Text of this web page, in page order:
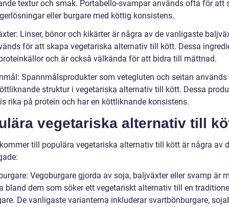
textur och smak. Portabello-svampar används ofta för att
eller burgare med köttig konsistens.
Linser, bönor och kikärter är några av de vanligaste
för att skapa vegetariska alternativ till kött. Dessa
och är också välkända för att bidra till mättnad.
Spannmålsprodukter som vetegluten och seitan
struktur i vegetariska alternativ till kött. Dessa
rika på protein och har en köttliknande konsistens.
vegetariska alternativ till
till populära vegetariska alternativ till kött är några av
Vegoburgare gjorda av soja, baljväxter eller svamp är
bland dem som söker ett vegetariskt alternativ till en
De vanligaste varianterna inkluderar svartbönburgare,